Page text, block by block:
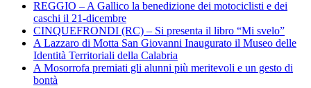
REGGIO – A Gallico la benedizione dei motociclisti e dei
caschi il 21-dicembre
CINQUEFRONDI (RC) – Si presenta il libro “Mi svelo”
A Lazzaro di Motta San Giovanni Inaugurato il Museo delle
Identità Territoriali della Calabria
A Mosorrofa premiati gli alunni più meritevoli e un gesto di
bontà